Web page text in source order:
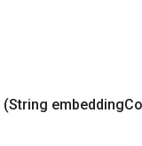
(String embedding